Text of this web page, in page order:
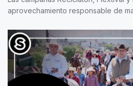
aprovechamiento responsable de